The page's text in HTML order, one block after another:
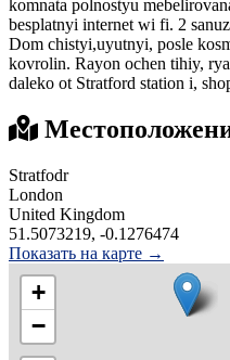
komnata polnostyu
besplatnyi internet wi fi. 2
Dom chistyi,uyutnyi, posle
kovrolin. Rayon ochen tihiy,
daleko ot Stratford station i,
Stratfodr
London
United Kingdom
51.5073219, -0.1276474
Показать на карте →
+
−